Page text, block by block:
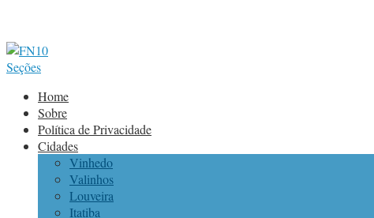
Seções
Home
Sobre
Política de Privacidade
Cidades
Vinhedo
Valinhos
Louveira
Itatiba